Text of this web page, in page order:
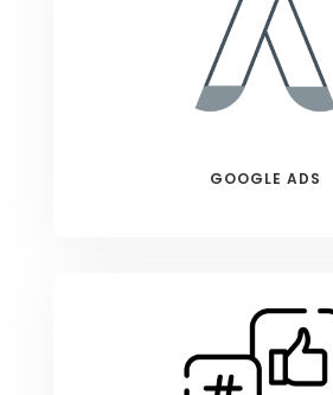
GOOGLE ADS